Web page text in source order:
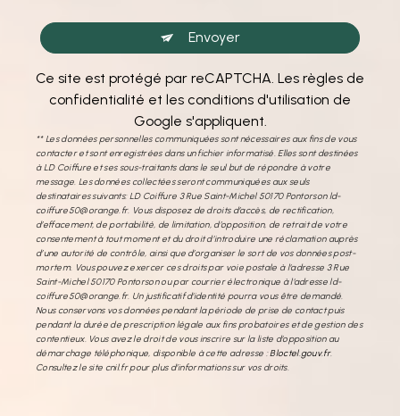
Envoyer
Ce site est protégé par reCAPTCHA. Les règles de
confidentialité et les conditions d'utilisation de
Google s'appliquent.
** Les données personnelles communiquées sont nécessaires aux fins de vous
contacter et sont enregistrées dans un fichier informatisé. Elles sont destinées
à LD Coiffure et ses sous-traitants dans le seul but de répondre à votre
message. Les données collectées seront communiquées aux seuls
destinataires suivants: LD Coiffure 3 Rue Saint-Michel 50170 Pontorson ld-
coiffure50@orange.fr. Vous disposez de droits d’accès, de rectification,
d’effacement, de portabilité, de limitation, d’opposition, de retrait de votre
consentement à tout moment et du droit d’introduire une réclamation auprès
d’une autorité de contrôle, ainsi que d’organiser le sort de vos données post-
mortem. Vous pouvez exercer ces droits par voie postale à l'adresse 3 Rue
Saint-Michel 50170 Pontorson ou par courrier électronique à l'adresse ld-
coiffure50@orange.fr. Un justificatif d'identité pourra vous être demandé.
Nous conservons vos données pendant la période de prise de contact puis
pendant la durée de prescription légale aux fins probatoires et de gestion des
contentieux. Vous avez le droit de vous inscrire sur la liste d'opposition au
démarchage téléphonique, disponible à cette adresse :Bloctel.gouv.fr.
Consultez le site cnil.fr pour plus d’informations sur vos droits.